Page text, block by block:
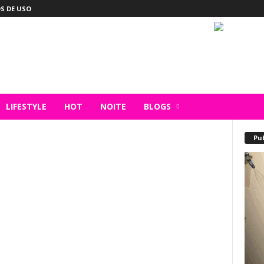
DE USO
LIFESTYLE HOT NOITE BLOGS